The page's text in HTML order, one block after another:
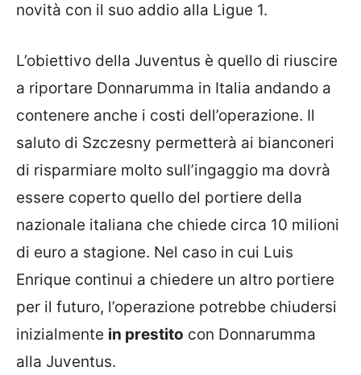
novità con il suo addio alla Ligue 1.
L’obiettivo della Juventus è quello di riuscire
a riportare Donnarumma in Italia andando a
contenere anche i costi dell’operazione. Il
saluto di Szczesny permetterà ai bianconeri
di risparmiare molto sull’ingaggio ma dovrà
essere coperto quello del portiere della
nazionale italiana che chiede circa 10 milioni
di euro a stagione. Nel caso in cui Luis
Enrique continui a chiedere un altro portiere
per il futuro, l’operazione potrebbe chiudersi
inizialmente in prestito con Donnarumma
alla Juventus.